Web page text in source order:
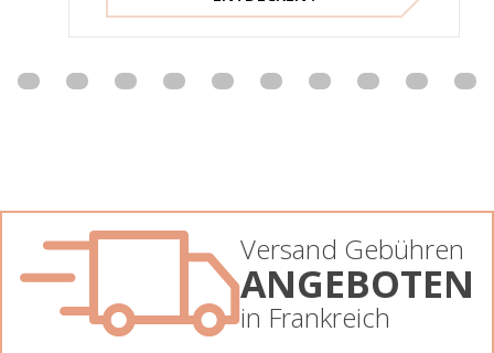
Versand Gebühren
ANGEBOTEN
in Frankreich